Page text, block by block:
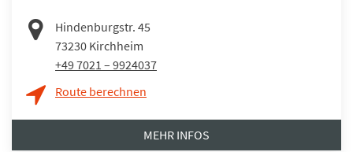
Hindenburgstr. 45
73230 Kirchheim
+49 7021 – 9924037
Route berechnen
MEHR INFOS